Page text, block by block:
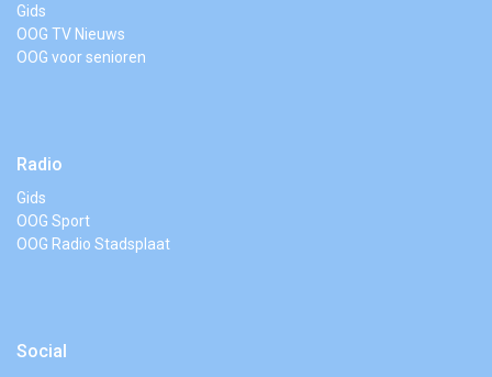
Gids
OOG TV Nieuws
OOG voor senioren
Radio
Gids
OOG Sport
OOG Radio Stadsplaat
Social